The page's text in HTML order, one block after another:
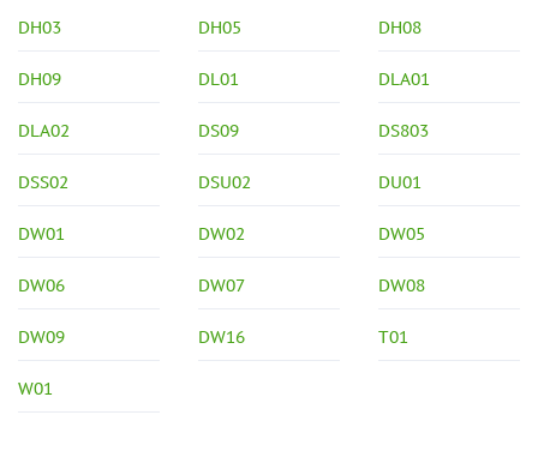
DH03 DH05 DH08
DH09 DL01 DLA01
DLA02 DS09 DS803
DSS02 DSU02 DU01
DW01 DW02 DW05
DW06 DW07 DW08
DW09 DW16 T01
W01